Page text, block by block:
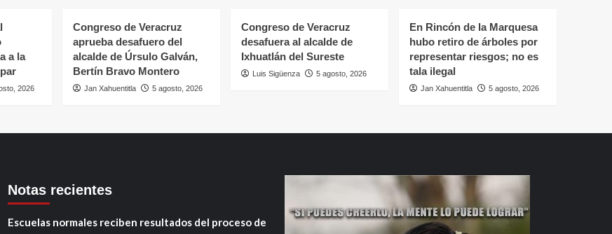
a la
2026
Congreso de Veracruz
aprueba desafuero del
alcalde de Úrsulo Galván,
Bertín Bravo Montero
Jan Xahuentitla 5 agosto, 2026
Congreso de Veracruz
desafuera al alcalde de
Ixhuatlán del Sureste
Luis Sigüenza 5 agosto, 2026
En Rincón de la Marquesa
hubo retiro de árboles por
representar riesgos; no es
tala ilegal
Jan Xahuentitla 5 agosto, 2026
Notas recientes
Escuelas normales reciben resultados del proceso de